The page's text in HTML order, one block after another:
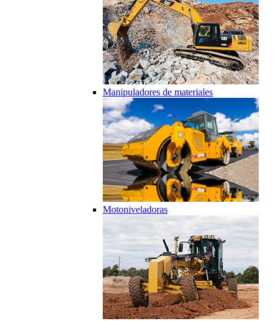
Manipuladores de materiales
Motoniveladoras